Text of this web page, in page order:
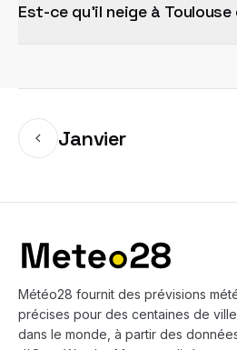
Est-ce qu'il neige à
Janvier
Météo28 fournit des prévisions
précises pour des centaines de
dans le monde, à partir des